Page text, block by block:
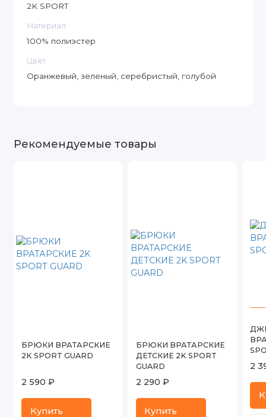
2K SPORT
Материал
100% полиэстер
Цвет
Оранжевый, зеленый, серебристый, голубой
Рекомендуемые товары
БРЮКИ ВРАТАРСКИЕ
2K SPORT GUARD
2 590 ₽
Купить
БРЮКИ ВРАТАРСКИЕ
ДЕТСКИЕ 2K SPORT
GUARD
2 290 ₽
Купить
2